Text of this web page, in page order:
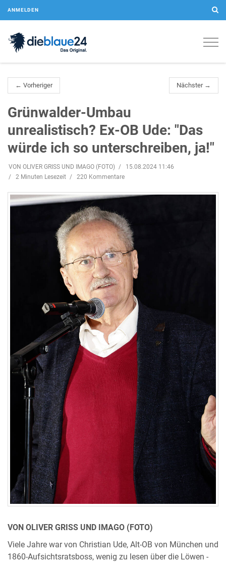
ANMELDEN
← Vorheriger Nächster →
Grünwalder-Umbau
unrealistisch? Ex-OB Ude: "Das
würde ich so unterschreiben, ja!"
VON OLIVER GRISS UND IMAGO (FOTO)
15.08.2024 11:46
2 Minuten Lesezeit
220 Kommentare
VON OLIVER GRISS UND IMAGO (FOTO)
Viele Jahre war von Christian Ude, Alt-OB von München und
1860-Aufsichtsratsboss, wenig zu lesen über die Löwen -